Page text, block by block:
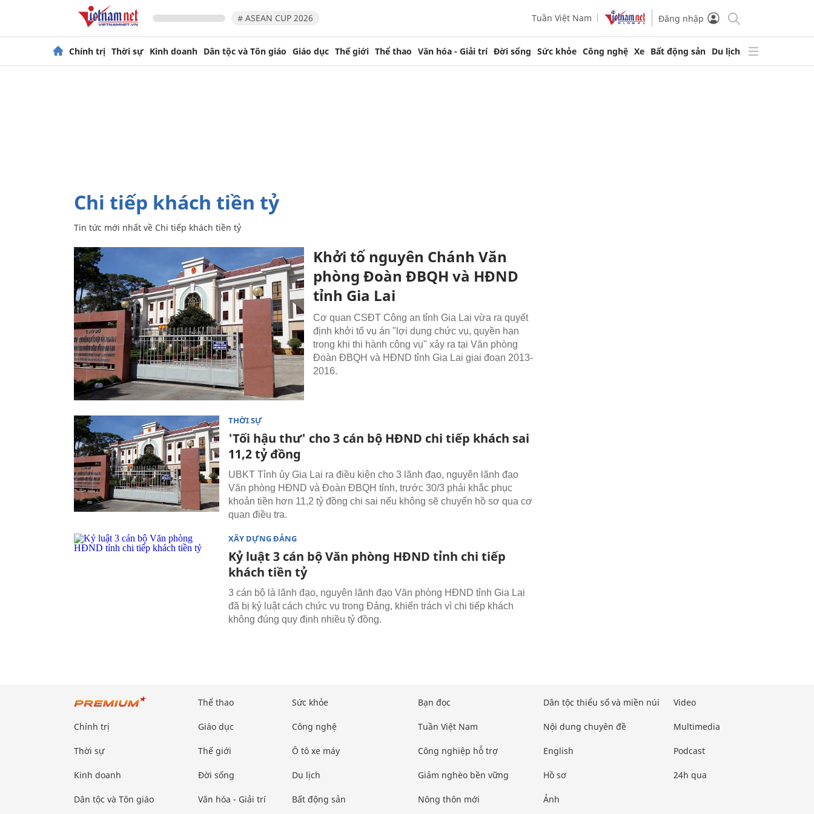
# ASEAN CUP 2026 Tuần Việt Nam Đăng nhập
Chính trị Thời sự Kinh doanh Dân tộc và Tôn giáo Giáo dục Thế giới Thể thao Văn hóa - Giải trí Đời sống Sức khỏe Công nghệ Xe Bất động sản Du lịch
Chi tiếp khách tiền tỷ
Tin tức mới nhất về Chi tiếp khách tiền tỷ
Khởi tố nguyên Chánh Văn
phòng Đoàn ĐBQH và HĐND
tỉnh Gia Lai
Cơ quan CSĐT Công an tỉnh Gia Lai vừa ra quyết
định khởi tố vụ án "lợi dụng chức vụ, quyền hạn
trong khi thi hành công vụ" xảy ra tại Văn phòng
Đoàn ĐBQH và HĐND tỉnh Gia Lai giai đoạn 2013-
2016.
THỜI SỰ
'Tối hậu thư' cho 3 cán bộ HĐND chi tiếp khách sai
11,2 tỷ đồng
UBKT Tỉnh ủy Gia Lai ra điều kiện cho 3 lãnh đạo, nguyên lãnh đạo
Văn phòng HĐND và Đoàn ĐBQH tỉnh, trước 30/3 phải khắc phục
khoản tiền hơn 11,2 tỷ đồng chi sai nếu không sẽ chuyển hồ sơ qua cơ
quan điều tra.
XÂY DỰNG ĐẢNG
Kỷ luật 3 cán bộ Văn phòng HĐND tỉnh chi tiếp
khách tiền tỷ
3 cán bộ là lãnh đạo, nguyên lãnh đạo Văn phòng HĐND tỉnh Gia Lai
đã bị kỷ luật cách chức vụ trong Đảng, khiển trách vì chi tiếp khách
không đúng quy định nhiều tỷ đồng.
Chính trị
Thời sự
Kinh doanh
Dân tộc và Tôn giáo
Thể thao
Giáo dục
Thế giới
Đời sống
Văn hóa - Giải trí
Sức khỏe
Công nghệ
Ô tô xe máy
Du lịch
Bất động sản
Bạn đọc
Tuần Việt Nam
Công nghiệp hỗ trợ
Giảm nghèo bền vững
Nông thôn mới
Dân tộc thiểu số và miền núi
Nội dung chuyên đề
English
Hồ sơ
Ảnh
Video
Multimedia
Podcast
24h qua